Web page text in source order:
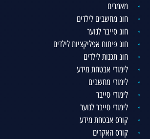
מאמרים
חוג מחשבים לילדים
חוג סייבר לנוער
חוג פיתוח אפליקציות לילדים
חוג תכנות לילדים
לימודי אבטחת מידע
לימודי מחשבים
לימודי סייבר
לימודי סייבר לנוער
קורס אבטחת מידע
קורס האקרים